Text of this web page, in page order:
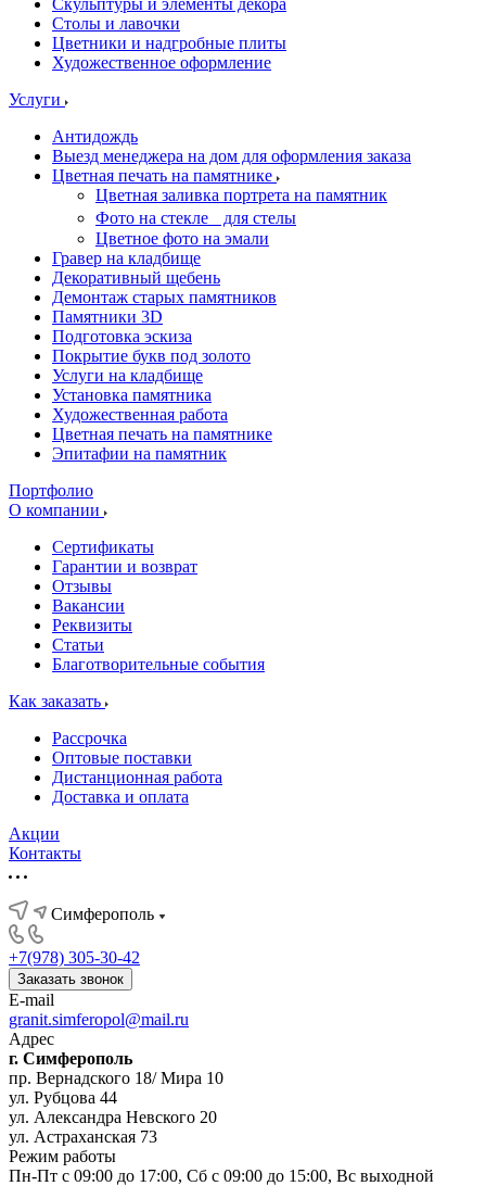
Скульптуры и элементы декора
Столы и лавочки
Цветники и надгробные плиты
Художественное оформление
Услуги
Антидождь
Выезд менеджера на дом для оформления заказа
Цветная печать на памятнике
Цветная заливка портрета на памятник
Фото на стекле для стелы
Цветное фото на эмали
Гравер на кладбище
Декоративный щебень
Демонтаж старых памятников
Памятники 3D
Подготовка эскиза
Покрытие букв под золото
Услуги на кладбище
Установка памятника
Художественная работа
Цветная печать на памятнике
Эпитафии на памятник
Портфолио
О компании
Сертификаты
Гарантии и возврат
Отзывы
Вакансии
Реквизиты
Статьи
Благотворительные события
Как заказать
Рассрочка
Оптовые поставки
Дистанционная работа
Доставка и оплата
Акции
Контакты
Симферополь
+7(978) 305-30-42
Заказать звонок
E-mail
granit.simferopol@mail.ru
Адрес
г. Симферополь
пр. Вернадского 18/ Мира 10
ул. Рубцова 44
ул. Александра Невского 20
ул. Астраханская 73
Режим работы
Пн-Пт с 09:00 до 17:00, Сб с 09:00 до 15:00, Вс выходной